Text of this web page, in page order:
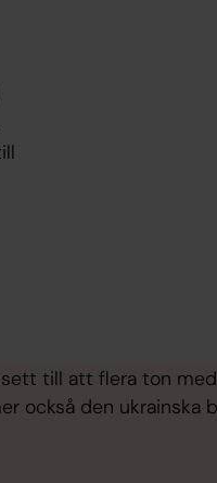
till att flera ton
också den ukrainska